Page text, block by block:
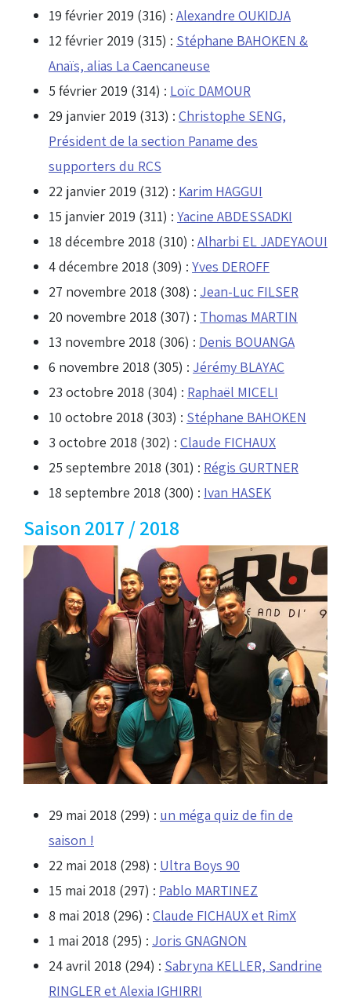
19 février 2019 (316) : Alexandre OUKIDJA
12 février 2019 (315) : Stéphane BAHOKEN &
Anaïs, alias La Caencaneuse
5 février 2019 (314) : Loïc DAMOUR
29 janvier 2019 (313) : Christophe SENG,
Président de la section Paname des
supporters du RCS
22 janvier 2019 (312) : Karim HAGGUI
15 janvier 2019 (311) : Yacine ABDESSADKI
18 décembre 2018 (310) : Alharbi EL JADEYAOUI
4 décembre 2018 (309) : Yves DEROFF
27 novembre 2018 (308) : Jean-Luc FILSER
20 novembre 2018 (307) : Thomas MARTIN
13 novembre 2018 (306) : Denis BOUANGA
6 novembre 2018 (305) : Jérémy BLAYAC
23 octobre 2018 (304) : Raphaël MICELI
10 octobre 2018 (303) : Stéphane BAHOKEN
3 octobre 2018 (302) : Claude FICHAUX
25 septembre 2018 (301) : Régis GURTNER
18 septembre 2018 (300) : Ivan HASEK
Saison 2017 / 2018
29 mai 2018 (299) : un méga quiz de fin de
saison !
22 mai 2018 (298) : Ultra Boys 90
15 mai 2018 (297) : Pablo MARTINEZ
8 mai 2018 (296) : Claude FICHAUX et RimX
1 mai 2018 (295) : Joris GNAGNON
24 avril 2018 (294) : Sabryna KELLER, Sandrine
RINGLER et Alexia IGHIRRI